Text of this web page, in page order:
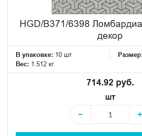
HGD/B371/6398
декор
В упаковке: 10 шт Размер:
Вес: 1.512 кг
714.92 руб.
шт
−
+